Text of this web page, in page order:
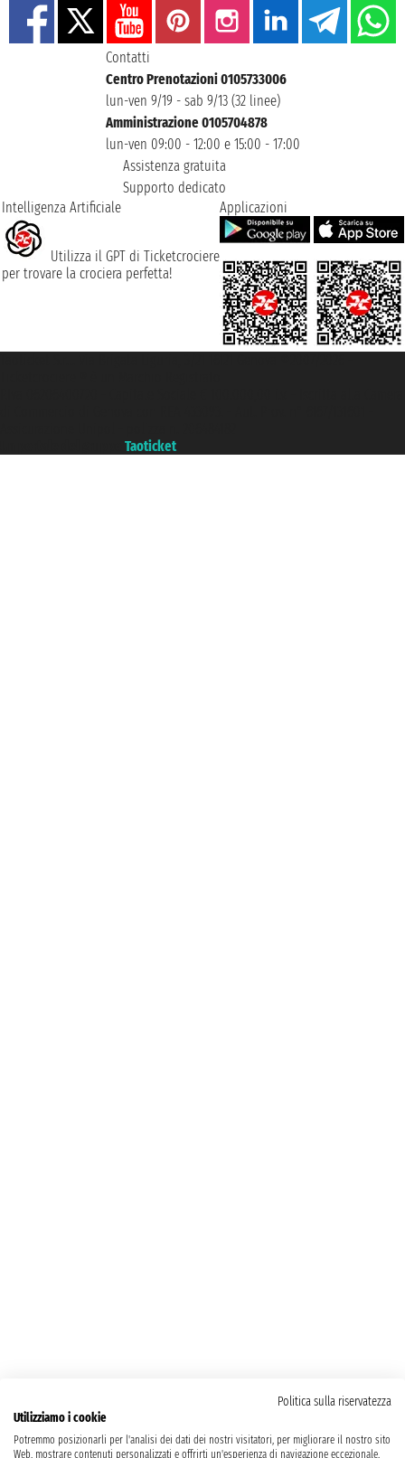
Contatti
Centro Prenotazioni 0105733006
lun-ven 9/19 - sab 9/13 (32 linee)
Amministrazione 0105704878
lun-ven 09:00 - 12:00 e 15:00 - 17:00
Assistenza gratuita
Supporto dedicato
Intelligenza Artificiale
Utilizza il GPT di Ticketcrociere
per trovare la crociera perfetta!
Applicazioni
Taoticket
Politica sulla riservatezza
Utilizziamo i cookie
Potremmo posizionarli per l'analisi dei dati dei nostri visitatori, per migliorare il nostro sito
Web, mostrare contenuti personalizzati e offrirti un'esperienza di navigazione eccezionale.